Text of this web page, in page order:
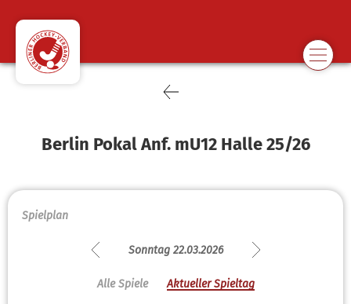
Berlin Pokal Anf. mU12 Halle 25/26
Spielplan
Sonntag 22.03.2026
Alle Spiele Aktueller Spieltag